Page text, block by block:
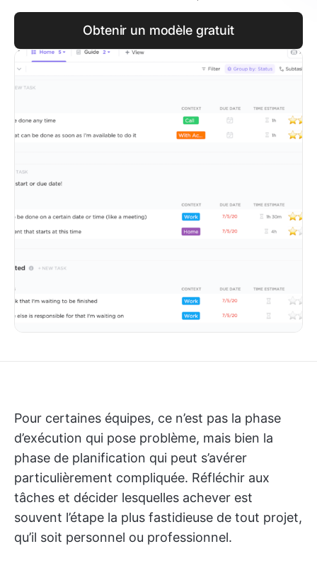
Obtenir un modèle gratuit
Pour certaines équipes, ce n’est pas la phase
d’exécution qui pose problème, mais bien la
phase de planification qui peut s’avérer
particulièrement compliquée. Réfléchir aux
tâches et décider lesquelles achever est
souvent l’étape la plus fastidieuse de tout projet,
qu’il soit personnel ou professionnel.